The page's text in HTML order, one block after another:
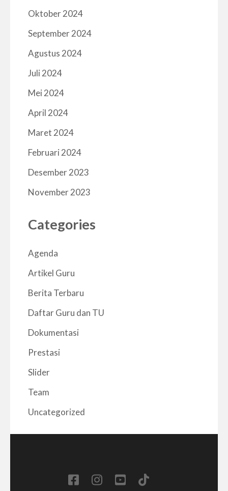
Oktober 2024
September 2024
Agustus 2024
Juli 2024
Mei 2024
April 2024
Maret 2024
Februari 2024
Desember 2023
November 2023
Categories
Agenda
Artikel Guru
Berita Terbaru
Daftar Guru dan TU
Dokumentasi
Prestasi
Slider
Team
Uncategorized